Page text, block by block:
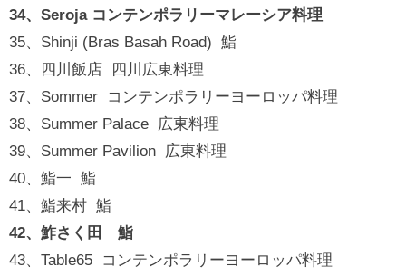
34、Seroja コンテンポラリーマレーシア料理
35、Shinji (Bras Basah Road) 鮨
36、四川飯店 四川広東料理
37、Sommer コンテンポラリーヨーロッパ料理
38、Summer Palace 広東料理
39、Summer Pavilion 広東料理
40、鮨一 鮨
41、鮨来村 鮨
42、鮓さく田 鮨
43、Table65 コンテンポラリーヨーロッパ料理